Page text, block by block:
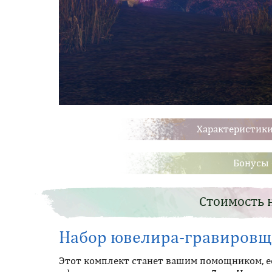
Бонусы
Стоимость
Набор ювелира-
Этот комплект станет вашим помощником,